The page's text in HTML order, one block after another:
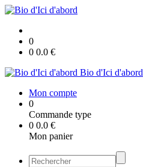
0
0 0.0 €
Bio d'Ici d'abord
Mon compte
0
Commande type
0 0.0 €
Mon panier